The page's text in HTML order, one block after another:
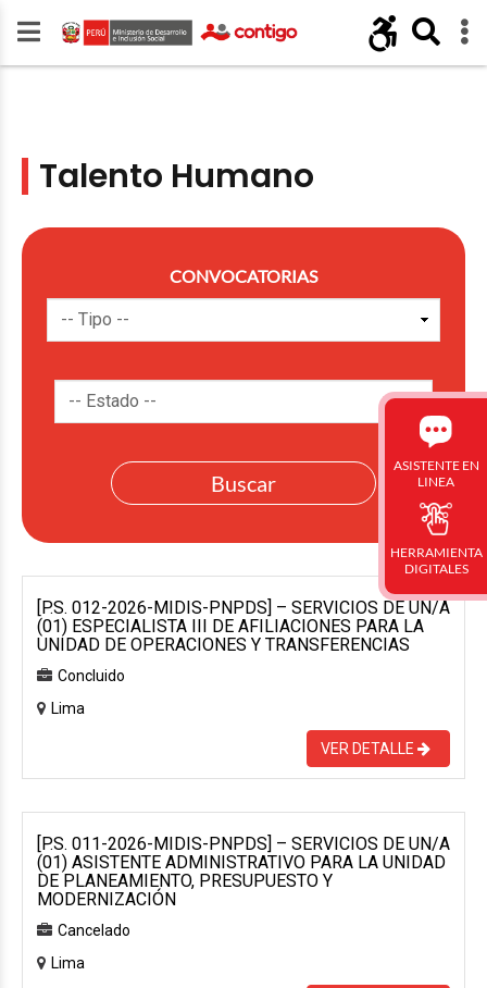
Talento Humano
CONVOCATORIAS
[P.S. 012-2026-MIDIS-PNPDS] – SERVICIOS DE UN/A
(01) ESPECIALISTA III DE AFILIACIONES PARA LA
UNIDAD DE OPERACIONES Y TRANSFERENCIAS
Concluido
Lima
VER DETALLE
[P.S. 011-2026-MIDIS-PNPDS] – SERVICIOS DE UN/A
(01) ASISTENTE ADMINISTRATIVO PARA LA UNIDAD
DE PLANEAMIENTO, PRESUPUESTO Y
MODERNIZACIÓN
Cancelado
Lima
ASISTENTE EN
LINEA
HERRAMIENTA
DIGITALES